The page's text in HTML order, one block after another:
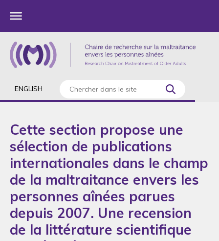
ENGLISH
Cette section propose une
sélection de publications
internationales dans le champ
de la maltraitance envers les
personnes aînées parues
depuis 2007. Une recension
de la littérature scientifique